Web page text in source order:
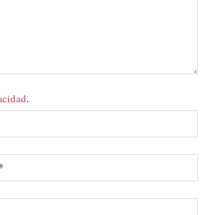
.